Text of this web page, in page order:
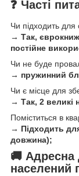
❓ Часті
Чи підходить
→ Так,
постійне
Чи не буде
→ пружинний
Чи є місце для
→ Так, 2 великі
Поміститься в
→ Підходить
довжина);
🚚 Адресна
населений